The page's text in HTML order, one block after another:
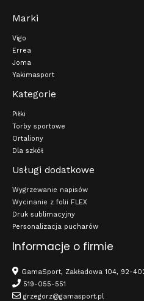
Marki
Vigo
Errea
Joma
Yakimasport
Kategorie
Piłki
Torby sportowe
Ortaliony
Dla szkół
Usługi dodatkowe
Wygrzewanie napisów
Wycinanie z folii FLEX
Druk sublimacyjny
Personalizacja pucharów
Informacje o firmie
GamaSport, Zakładowa 104, 92-
519-055-551
grzegorz@gamasport.pl